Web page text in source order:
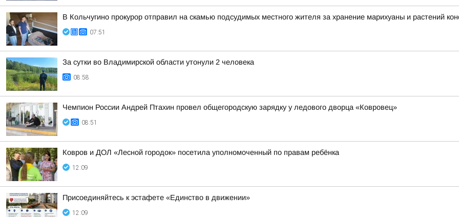
В Кольчугино прокурор отправил на скамью подсудимых местного жителя за хранение марихуаны и растений
07:51
За сутки во Владимирской области утонули 2 человека
08:58
Чемпион России Андрей Птахин провел общегородскую зарядку у ледового дворца «Ковровец»
08:51
Ковров и ДОЛ «Лесной городок» посетила уполномоченный по правам ребёнка
12:09
Присоединяйтесь к эстафете «Единство в движении»
12:09